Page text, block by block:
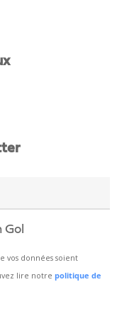
vos données soient
lire notrepolitique de